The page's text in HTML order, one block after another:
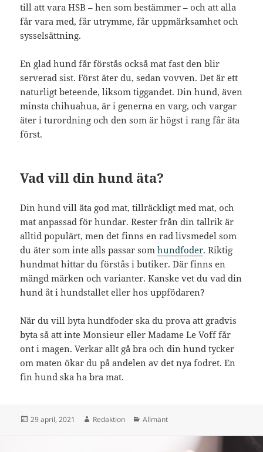
till att vara HSB – hen som bestämmer – och att alla
får vara med, får utrymme, får uppmärksamhet och
sysselsättning.
En glad hund får förstås också mat fast den blir
serverad sist. Först äter du, sedan vovven. Det är ett
naturligt beteende, liksom tiggandet. Din hund, även
minsta chihuahua, är i generna en varg, och vargar
äter i turordning och den som är högst i rang får äta
först.
Vad vill din hund äta?
Din hund vill äta god mat, tillräckligt med mat, och
mat anpassad för hundar. Rester från din tallrik är
alltid populärt, men det finns en rad livsmedel som
du äter som inte alls passar somhundfoder. Riktig
hundmat hittar du förstås i butiker. Där finns en
mängd märken och varianter. Kanske vet du vad din
hund åt i hundstallet eller hos uppfödaren?
När du vill byta hundfoder ska du prova att gradvis
byta så att inte Monsieur eller Madame Le Voff får
ont i magen. Verkar allt gå bra och din hund tycker
om maten ökar du på andelen av det nya fodret. En
fin hund ska ha bra mat.
Postat
29 april, 2021 Författare
Redaktion Kategorier
Allmänt